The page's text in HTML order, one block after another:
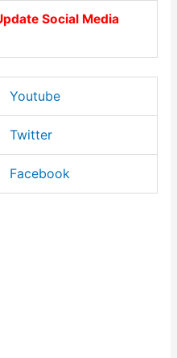
Social Media
Youtube
Twitter
Facebook